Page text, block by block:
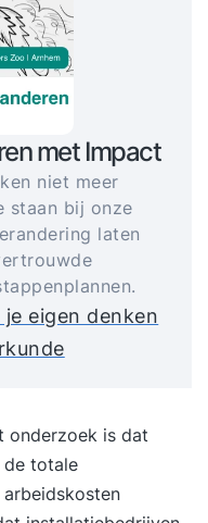
met Impact
niet meer
staan bij onze
laten
eigen denken
onderzoek is dat
de totale